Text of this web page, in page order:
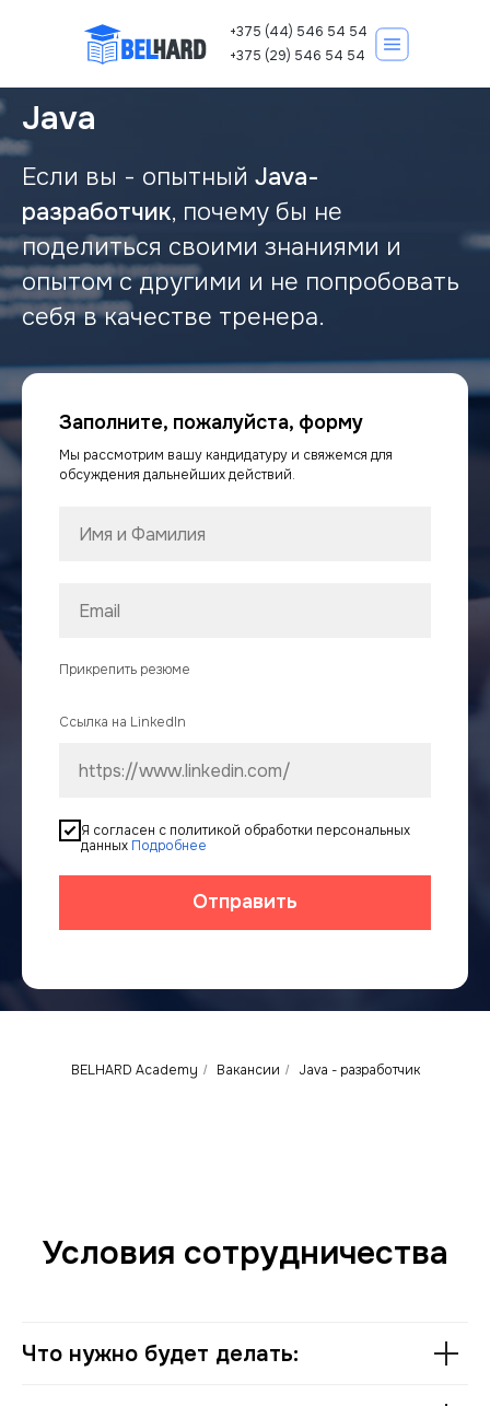
Курсы IT
+375 (44) 546 54 54
+375 (29) 546 54 54
Записаться на курс
Java
Если вы - опытный Java-
разработчик, почему бы не
поделиться своими знаниями и
опытом с другими и не попробовать
себя в качестве тренера.
Заполните, пожалуйста, форму
Мы рассмотрим вашу кандидатуру и свяжемся для
обсуждения дальнейших действий.
Прикрепить резюме
Ссылка на LinkedIn
Я согласен с политикой обработки персональных
данных Подробнее
Отправить
BELHARD Academy / Вакансии / Java - разработчик
Условия сотрудничества
Что нужно будет делать: